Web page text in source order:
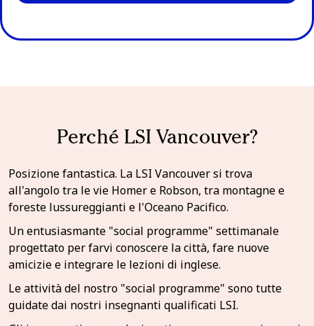
Perché LSI Vancouver?
Posizione fantastica. La LSI Vancouver si trova
all'angolo tra le vie Homer e Robson, tra montagne e
foreste lussureggianti e l'Oceano Pacifico.
Un entusiasmante "social programme" settimanale
progettato per farvi conoscere la città, fare nuove
amicizie e integrare le lezioni di inglese.
Le attività del nostro "social programme" sono tutte
guidate dai nostri insegnanti qualificati LSI.